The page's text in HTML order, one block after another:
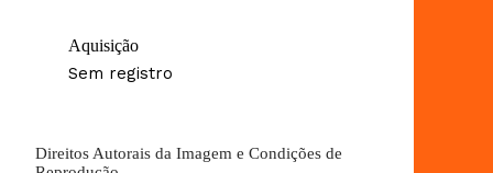
Aquisição
Sem registro
Direitos Autorais da Imagem e Condições de